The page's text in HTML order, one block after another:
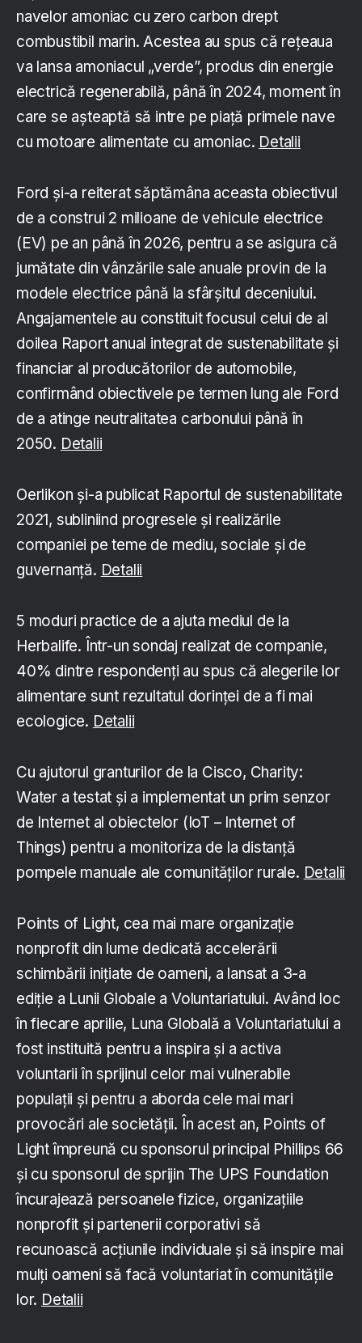
navelor amoniac cu zero carbon drept
combustibil marin. Acestea au spus că rețeaua
va lansa amoniacul „verde”, produs din energie
electrică regenerabilă, până în 2024, moment în
care se așteaptă să intre pe piață primele nave
cu motoare alimentate cu amoniac. Detalii
Ford și-a reiterat săptămâna aceasta obiectivul
de a construi 2 milioane de vehicule electrice
(EV) pe an până în 2026, pentru a se asigura că
jumătate din vânzările sale anuale provin de la
modele electrice până la sfârșitul deceniului.
Angajamentele au constituit focusul celui de al
doilea Raport anual integrat de sustenabilitate și
financiar al producătorilor de automobile,
confirmând obiectivele pe termen lung ale Ford
de a atinge neutralitatea carbonului până în
2050. Detalii
Oerlikon și-a publicat Raportul de sustenabilitate
2021, subliniind progresele și realizările
companiei pe teme de mediu, sociale și de
guvernanță. Detalii
5 moduri practice de a ajuta mediul de la
Herbalife. Într-un sondaj realizat de companie,
40% dintre respondenți au spus că alegerile lor
alimentare sunt rezultatul dorinței de a fi mai
ecologice. Detalii
Cu ajutorul granturilor de la Cisco, Charity:
Water a testat și a implementat un prim senzor
de Internet al obiectelor (IoT – Internet of
Things) pentru a monitoriza de la distanță
pompele manuale ale comunităților rurale. Detalii
Points of Light, cea mai mare organizație
nonprofit din lume dedicată accelerării
schimbării inițiate de oameni, a lansat a 3-a
ediție a Lunii Globale a Voluntariatului. Având loc
în fiecare aprilie, Luna Globală a Voluntariatului a
fost instituită pentru a inspira și a activa
voluntarii în sprijinul celor mai vulnerabile
populații și pentru a aborda cele mai mari
provocări ale societății. În acest an, Points of
Light împreună cu sponsorul principal Phillips 66
și cu sponsorul de sprijin The UPS Foundation
încurajează persoanele fizice, organizațiile
nonprofit și partenerii corporativi să
recunoască acțiunile individuale și să inspire mai
mulți oameni să facă voluntariat în comunitățile
lor. Detalii